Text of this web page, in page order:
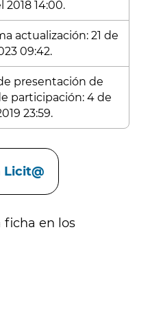
14:00.
actualización: 21 de
09:42.
presentación de
participación: 4 de
23:59.
Licit@
ficha en los